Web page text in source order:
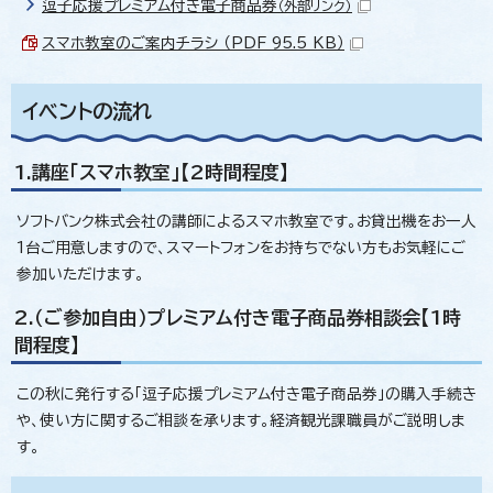
逗子応援プレミアム付き電子商品券 （外部リンク）
スマホ教室のご案内チラシ （PDF 95.5 KB）
イベントの流れ
1.講座「スマホ教室」【2時間程度】
ソフトバンク株式会社の講師によるスマホ教室です。お貸出機をお一人
1台ご用意しますので、スマートフォンをお持ちでない方もお気軽にご
参加いただけます。
2.（ご参加自由）プレミアム付き電子商品券相談会【1時
間程度】
この秋に発行する「逗子応援プレミアム付き電子商品券」の購入手続き
や、使い方に関するご相談を承ります。経済観光課職員がご説明しま
す。